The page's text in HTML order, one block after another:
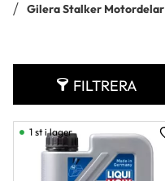
Gilera Stalker Motordelar
FILTRERA
1 st i lager